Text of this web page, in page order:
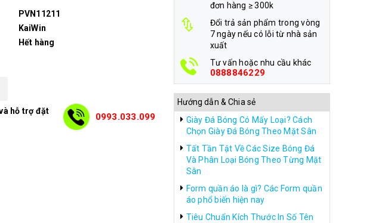
PVN11211
KaiWin
Hết hàng
hỗ trợ đặt
0993.033.099
đơn hàng ≥ 300k
Đổi trả sản phẩm trong vòng
7 ngày nếu có lỗi từ nhà sản
xuất
Tư vấn hoặc nhu cầu khác
0888846229
Hướng dẫn & Chia sẻ
Giày Đá Bóng Có Mấy Loại? Cách
Chọn Giày Đá Bóng Theo Mặt Sân
Tất Tần Tật Về Các Size Bóng Đá
Và Phân Loại Bóng Theo Từng Mặt
Sân
Form quần áo là gì? Các Form quần
áo phổ biến hiện nay
Tiêu Chuẩn Kích Thước In Số Tên